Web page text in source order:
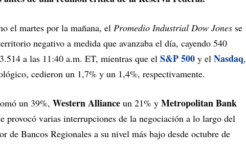
el martes por la mañana, el Promedio Industrial Dow Jones se
negativo a medida que avanzaba el día, cayendo 540
a las 11:40 a.m. ET, mientras que el S&P 500 y el Nasdaq,
cedieron un 1,7% y un 1,4%, respectivamente.
un 39%, Western Alliance un 21% y Metropolitan Bank
provocó varias interrupciones de la negociación a lo largo del
de Bancos Regionales a su nivel más bajo desde octubre de